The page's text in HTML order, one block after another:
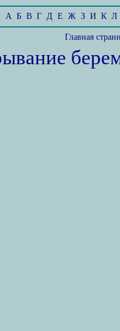
А Б В Г Д Е Ж З И К Л
Главная